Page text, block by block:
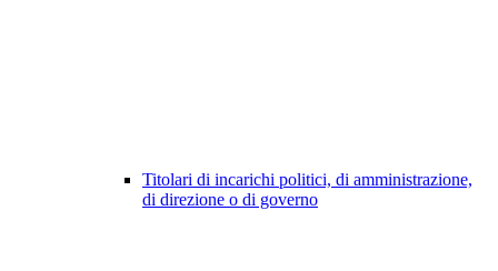
Titolari di incarichi politici, di amministrazione,
di direzione o di governo